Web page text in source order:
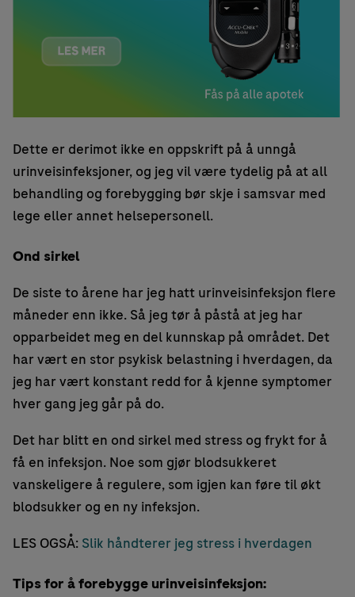
Dette er derimot ikke en oppskrift på å unngå
urinveisinfeksjoner, og jeg vil være tydelig på at all
behandling og forebygging bør skje i samsvar med
lege eller annet helsepersonell.
Ond sirkel
De siste to årene har jeg hatt urinveisinfeksjon flere
måneder enn ikke. Så jeg tør å påstå at jeg har
opparbeidet meg en del kunnskap på området. Det
har vært en stor psykisk belastning i hverdagen, da
jeg har vært konstant redd for å kjenne symptomer
hver gang jeg går på do.
Det har blitt en ond sirkel med stress og frykt for å
få en infeksjon. Noe som gjør blodsukkeret
vanskeligere å regulere, som igjen kan føre til økt
blodsukker og en ny infeksjon.
LES OGSÅ: Slik håndterer jeg stress i hverdagen
Tips for å forebygge urinveisinfeksjon: